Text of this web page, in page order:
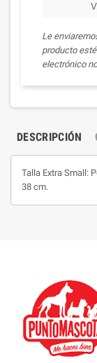
Le
producto
electrónico
DESCRIPCIÓN
Talla Extra Small:
38 cm.